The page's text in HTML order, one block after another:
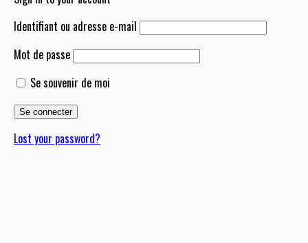
Identifiant ou adresse e-mail
Mot de passe
Se souvenir de moi
Lost your password?